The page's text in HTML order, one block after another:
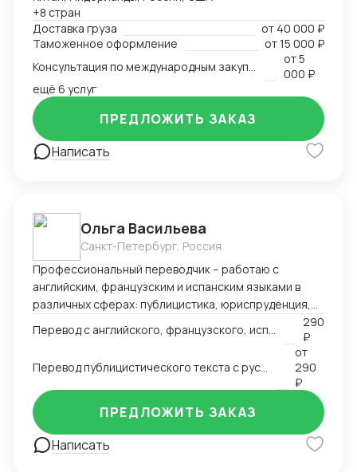
всех этапов оформления. Расчёт и планирование
затрат на транспорт, налоги, сертификацию. Опыт
разработки товара с нуля в Китае — от идеи и
адаптации под рынок до запуска продаж. Знание
рынка, умение быстро находить надёжных партнёров
и выстраивать устойчивые схемы поставок для
любой продукции — от промышленного
оборудования до товаров для маркетплейсов.
+8 стран
Доставка груза
от 40 000 ₽
Таможенное оформление
от15 000 ₽
от5
000 ₽
ещё 6 услуг
Написать
ПРЕДЛОЖИТЬ ЗАКАЗ
Ольга Васильева
Санкт-Петербург, Россия
Профессиональный переводчик – работаю с
английским, французским и испанским языками в
различных сферах: публицистика, юриспруденция,
290
₽
Перевод публицистического текста с русского языка на английский
от
290
₽
Написать
ПРЕДЛОЖИТЬ ЗАКАЗ